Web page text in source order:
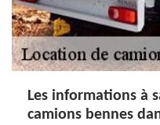
Les informations à
camions bennes